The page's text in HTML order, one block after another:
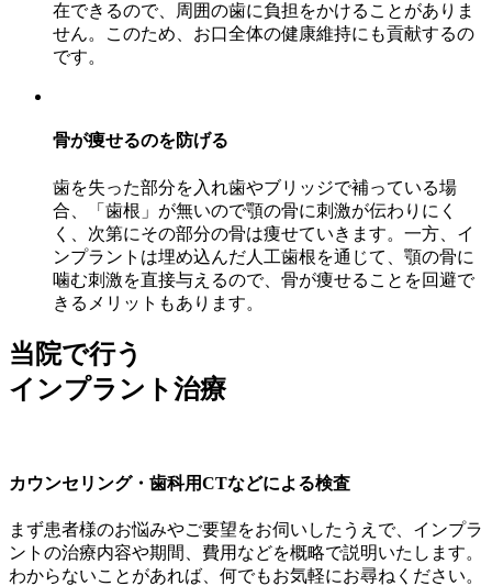
在できるので、周囲の歯に負担をかけることがありま
せん。このため、お口全体の健康維持にも貢献するの
です。
骨が痩せるのを防げる
歯を失った部分を入れ歯やブリッジで補っている場
合、「歯根」が無いので顎の骨に刺激が伝わりにく
く、次第にその部分の骨は痩せていきます。一方、イ
ンプラントは埋め込んだ人工歯根を通じて、顎の骨に
噛む刺激を直接与えるので、骨が痩せることを回避で
きるメリットもあります。
当院で行う
インプラント治療
カウンセリング・歯科用CTなどによる検査
まず患者様のお悩みやご要望をお伺いしたうえで、インプラ
ントの治療内容や期間、費用などを概略で説明いたします。
わからないことがあれば、何でもお気軽にお尋ねください。